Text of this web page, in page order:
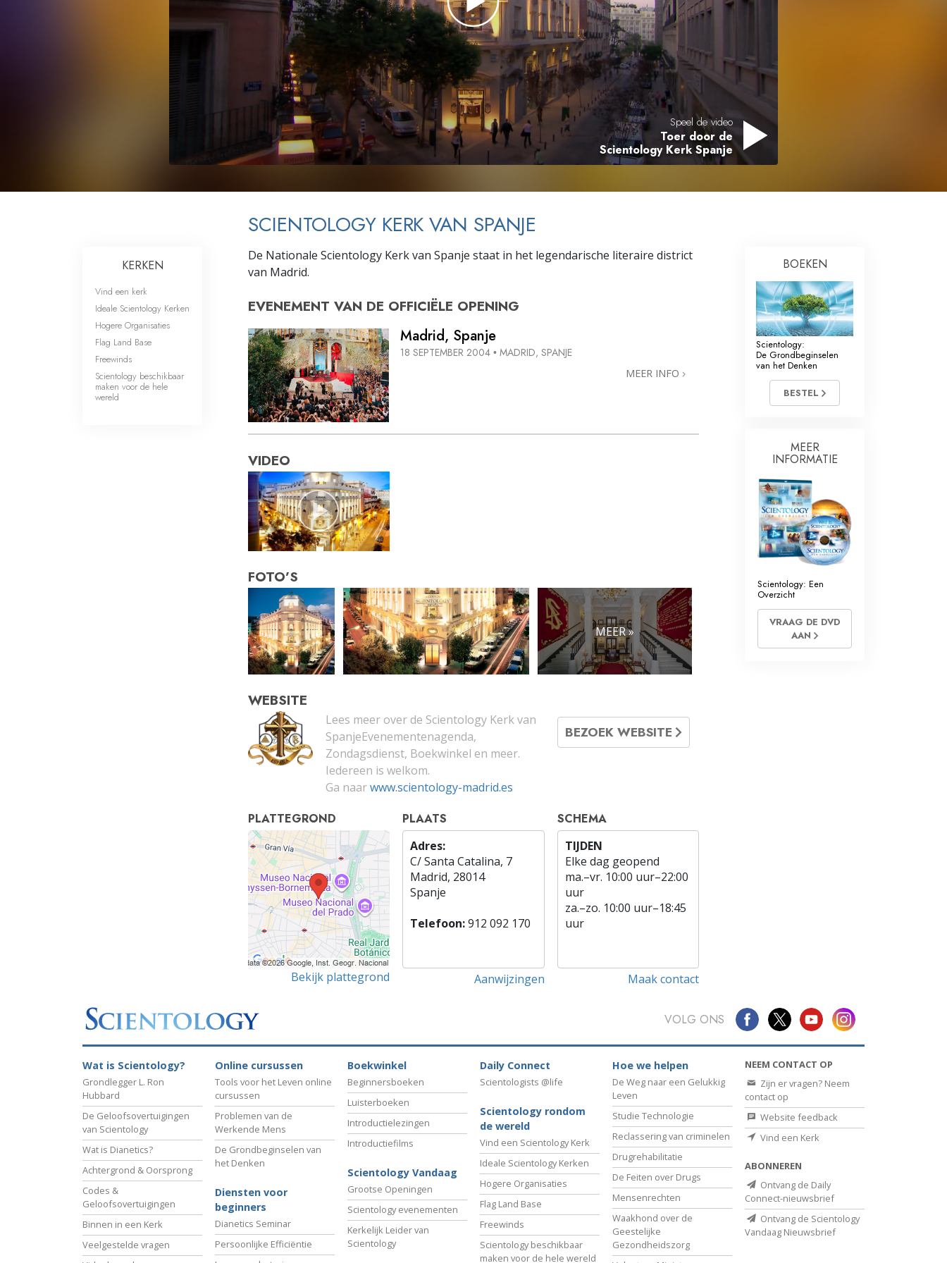
Wat is Grootheid?
Kinderen
Hulpmiddelen bij het Dagelijks Werk
Ethiek en de Condities
De Oorzaak van Onderdrukking
Feitenonderzoek
De Grondbeginselen van Organiseren
De Technologie van Studeren
Speel de video
Toer door de
Scientology Kerk Spanje
SCIENTOLOGY KERK VAN SPANJE
De Nationale Scientology Kerk van Spanje staat in het legendarische literaire district
van Madrid.
EVENEMENT VAN DE OFFICIËLE OPENING
Madrid, Spanje
18 SEPTEMBER 2004 • MADRID, SPANJE
MEER INFO
VIDEO
FOTO’S
MEER »
WEBSITE
Lees meer over de Scientology Kerk van
SpanjeEvenementenagenda,
Zondagsdienst, Boekwinkel en meer.
Iedereen is welkom.
Ga naarwww.scientology-madrid.es
BEZOEK WEBSITE
PLATTEGROND
Bekijk plattegrond
PLAATS
Adres:
C/ Santa Catalina, 7
Madrid, 28014
Spanje
Telefoon:912 092 170
Aanwijzingen
SCHEMA
TIJDEN
Elke dag geopend
ma.–vr. 10:00 uur–22:00
uur
za.–zo. 10:00 uur–18:45
uur
Maak contact
KERKEN
Vind een kerk
Ideale Scientology Kerken
Hogere Organisaties
Flag Land Base
Freewinds
Scientology beschikbaar
maken voor de hele
wereld
BOEKEN
Scientology:
De Grondbeginselen
van het Denken
BESTEL
MEER
INFORMATIE
Scientology: Een
Overzicht
VRAAG DE DVD
AAN
VOLG ONS
Wat is Scientology?
Grondlegger L. Ron
Hubbard
De Geloofsovertuigingen
van Scientology
Wat is Dianetics?
Achtergrond & Oorsprong
Codes &
Geloofsovertuigingen
Binnen in een Kerk
Veelgestelde vragen
Online cursussen
Tools voor het Leven online
cursussen
Problemen van de
Werkende Mens
De Grondbeginselen van
het Denken
Diensten voor
beginners
Dianetics Seminar
Persoonlijke Efficiëntie
Boekwinkel
Beginnersboeken
Luisterboeken
Introductielezingen
Introductiefilms
Scientology Vandaag
Grootse Openingen
Scientology evenementen
Kerkelijk Leider van
Scientology
Daily Connect
Scientologists @life
Scientology rondom
de wereld
Vind een Scientology Kerk
Ideale Scientology Kerken
Hogere Organisaties
Flag Land Base
Freewinds
Scientology beschikbaar
maken voor de hele wereld
Hoe we helpen
De Weg naar een Gelukkig
Leven
Studie Technologie
Reclassering van criminelen
Drugrehabilitatie
De Feiten over Drugs
Mensenrechten
Waakhond over de
Geestelijke
Gezondheidszorg
NEEM CONTACT OP
Zijn er vragen? Neem
contact op
Website feedback
Vind een Kerk
ABONNEREN
Ontvang de Daily
Connect-nieuwsbrief
Ontvang de Scientology
Vandaag Nieuwsbrief